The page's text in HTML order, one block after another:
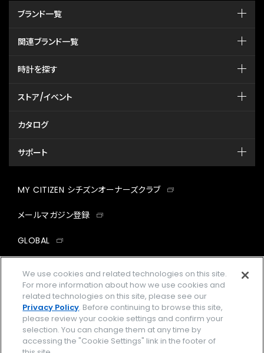
ブランド一覧
関連ブランド一覧
時計を探す
ストア/イベント
カタログ
サポート
MY CITIZEN シチズンオーナーズクラブ
メールマガジン登録
GLOBAL
facebookinstagramtwitter
企業情報 ご利用規約
プライバシーポリシー Cookies Settings
We use cookies and related technologies on this site.
For more information about how we use cookies and
related technologies on this site, please see our
Privacy Policy. Before continuing to browse this site,
please review your cookie settings and confirm your
selection. You can change them at any time by
accessing the "Cookie Settings" link in the footer of